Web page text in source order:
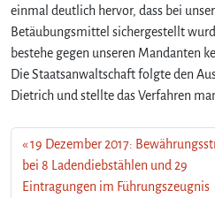
einmal deutlich hervor, dass bei
Betäubungsmittel sichergestellt
bestehe gegen unseren Mandanten
Die Staatsanwaltschaft folgte den
Dietrich und stellte das Verfahren
19 Dezember 2017:
bei 8 Ladendiebstählen und 29
Eintragungen im Führungszeugnis